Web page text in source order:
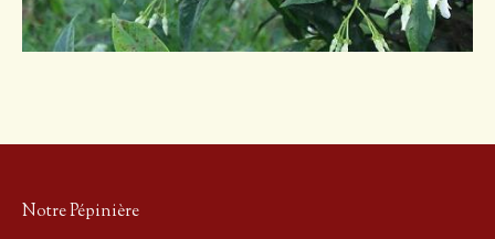
Notre Pépinière